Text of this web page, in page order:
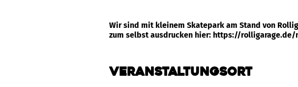
Wir sind mit kleinem Skatepark am Stand von
zum selbst ausdrucken hier: https://
Veranstaltungsort